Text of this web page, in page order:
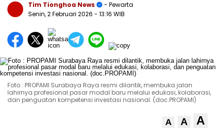
Tim Tionghoa News
- Pewarta
Senin, 2 Februari 2026 - 13:16 WIB
Foto : PROPAMI Surabaya Raya resmi dilantik, membuka jalan
lahirnya profesional pasar modal baru melalui edukasi, kolaborasi,
dan penguatan kompetensi investasi nasional. (doc.PROPAMI)
A A A